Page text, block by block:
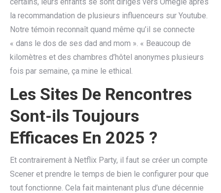
la recommandation de plusieurs influenceurs sur Youtube.
Notre témoin reconnaît quand même qu’il se connecte
« dans le dos de ses dad and mom ». « Beaucoup de
kilomètres et des chambres d’hôtel anonymes plusieurs
fois par semaine, ça mine le ethical.
Les Sites De Rencontres
Sont-ils Toujours
Efficaces En 2025 ?
Et contrairement à Netflix Party, il faut se créer un compte
Scener et prendre le temps de bien le configurer pour que
tout fonctionne. Cela fait maintenant plus d’une décennie